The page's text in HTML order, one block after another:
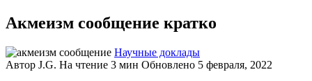
Акмеизм сообщение кратко
Научные доклады
Автор J.G. На чтение 3 мин Обновлено 5 февраля, 2022